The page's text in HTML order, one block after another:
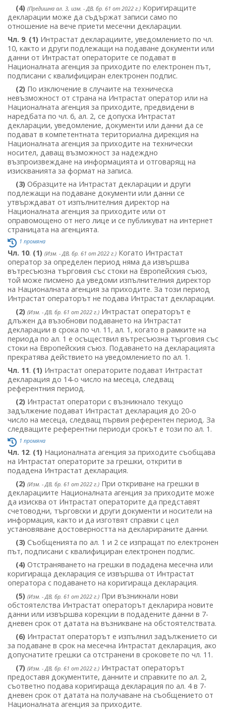
(4) (Предишна ал. 3, изм. - ДВ, бр. 61 от 2022 г.) Коригиращите
декларации може да съдържат записи само по
отношение на вече приети месечни декларации.
Чл. 9. (1) Интрастат декларациите, уведомлението по чл.
10, както и други подлежащи на подаване документи или
данни от Интрастат операторите се подават в
Националната агенция за приходите по електронен път,
подписани с квалифициран електронен подпис.
(2) По изключение в случаите на техническа
невъзможност от страна на Интрастат оператор или на
Националната агенция за приходите, предвидени в
наредбата по чл. 6, ал. 2, се допуска Интрастат
декларации, уведомление, документи или данни да се
подават в компетентната териториална дирекция на
Националната агенция за приходите на технически
носител, даващ възможност за надеждно
възпроизвеждане на информацията и отговарящ на
изискванията за формат на записа.
(3) Образците на Интрастат декларации и други
подлежащи на подаване документи или данни се
утвърждават от изпълнителния директор на
Националната агенция за приходите или от
оправомощено от него лице и се публикуват на интернет
страницата на агенцията.
1 промяна
Чл. 10. (1) (Изм. - ДВ, бр. 61 от 2022 г.) Когато Интрастат
оператор за определен период няма да извършва
вътресъюзна търговия със стоки на Европейския съюз,
той може писмено да уведоми изпълнителния директор
на Националната агенция за приходите. За този период
Интрастат операторът не подава Интрастат декларации.
(2) (Изм. - ДВ, бр. 61 от 2022 г.) Интрастат операторът е
длъжен да възобнови подаването на Интрастат
декларации в срока по чл. 11, ал. 1, когато в рамките на
периода по ал. 1 е осъществил вътресъюзна търговия със
стоки на Европейския съюз. Подаването на декларацията
прекратява действието на уведомлението по ал. 1.
Чл. 11. (1) Интрастат операторите подават Интрастат
декларация до 14-о число на месеца, следващ
референтния период.
(2) Интрастат оператори с възникнало текущо
задължение подават Интрастат декларация до 20-о
число на месеца, следващ първия референтен период. За
следващите референтни периоди срокът е този по ал. 1.
1 промяна
Чл. 12. (1) Националната агенция за приходите съобщава
на Интрастат операторите за грешки, открити в
подадена Интрастат декларация.
(2) (Изм. - ДВ, бр. 61 от 2022 г.) При откриване на грешки в
декларациите Националната агенция за приходите може
да изисква от Интрастат операторите да представят
счетоводни, търговски и други документи и носители на
информация, както и да изготвят справки с цел
установяване достоверността на декларираните данни.
(3) Съобщенията по ал. 1 и 2 се изпращат по електронен
път, подписани с квалифициран електронен подпис.
(4) Отстраняването на грешки в подадена месечна или
коригираща декларация се извършва от Интрастат
оператора с подаването на коригираща декларация.
(5) (Изм. - ДВ, бр. 61 от 2022 г.) При възникнали нови
обстоятелства Интрастат операторът декларира новите
данни или извършва корекции в подадените данни в 7-
дневен срок от датата на възникване на обстоятелствата.
(6) Интрастат операторът е изпълнил задължението си
за подаване в срок на месечна Интрастат декларация, ако
допуснатите грешки са отстранени в сроковете по чл. 11.
(7) (Изм. - ДВ, бр. 61 от 2022 г.) Интрастат операторът
предоставя документите, данните и справките по ал. 2,
съответно подава коригираща декларация по ал. 4 в 7-
дневен срок от датата на получаване на съобщението от
Националната агенция за приходите.